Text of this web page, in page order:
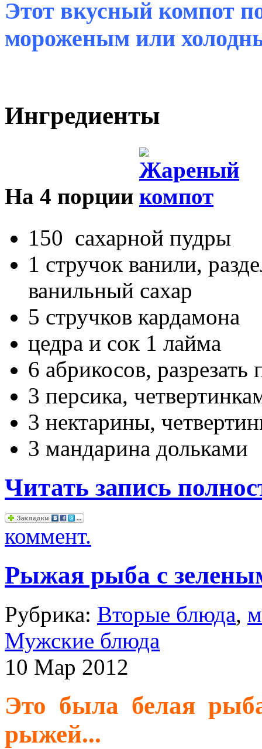
Этот вкусный компот
мороженым или
Ингредиенты
На 4 порции
150 сахарной пудры
1 стручок ванили,
ванильный сахар
5 стручков кардамона
цедра и сок 1 лайма
6 абрикосов,
3 персика,
3 нектарины,
3 мандарина дольками
Читать запись
коммент.
Рыжая рыба с
Рубрика: Вторые блюда,
Мужские блюда
10 Мар 2012
Это была белая
рыжей...